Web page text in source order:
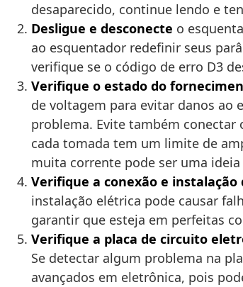
desaparecido, continue lendo e
Desligue e desconecte o
ao esquentador redefinir seus
verifique se o código de erro D3
Verifique o estado do
de voltagem para evitar danos ao
problema. Evite também
cada tomada tem um limite de
muita corrente pode ser uma
Verifique a conexão e
instalação elétrica pode causar
garantir que esteja em perfeitas
Verifique a placa de circuito
Se detectar algum problema na
avançados em eletrônica, pois